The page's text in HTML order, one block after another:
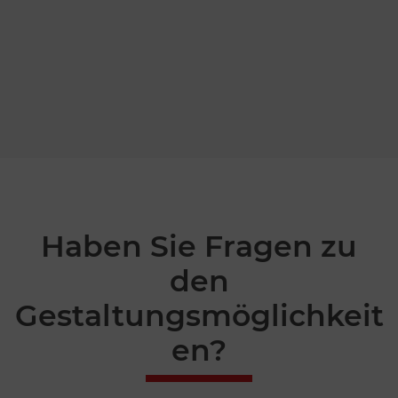
Haben Sie Fragen zu
den
Gestaltungsmöglichkeit
en?